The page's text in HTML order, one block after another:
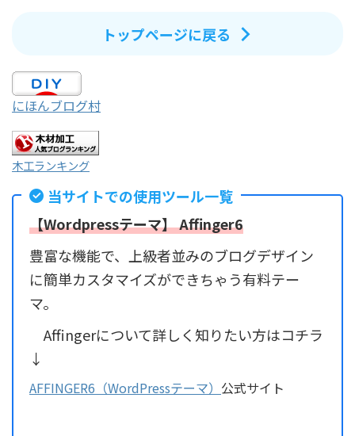
トップページに戻る
にほんブログ村
木工ランキング
当サイトでの使用ツール一覧
【Wordpressテーマ】 Affinger6
豊富な機能で、上級者並みのブログデザイン
に簡単カスタマイズができちゃう有料テー
マ。
Affingerについて詳しく知りたい方はコチラ
↓
AFFINGER6（WordPressテーマ） 公式サイト